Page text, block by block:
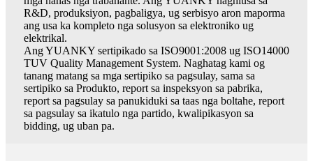
R&D, produksiyon, pagbaligya, ug serbisyo aron maporma
ang usa ka kompleto nga solusyon sa elektroniko ug
elektrikal.
Ang YUANKY sertipikado sa ISO9001:2008 ug ISO14000
TUV Quality Management System. Naghatag kami og
tanang matang sa mga sertipiko sa pagsulay, sama sa
sertipiko sa Produkto, report sa inspeksyon sa pabrika,
report sa pagsulay sa panukiduki sa taas nga boltahe, report
sa pagsulay sa ikatulo nga partido, kwalipikasyon sa
bidding, ug uban pa.